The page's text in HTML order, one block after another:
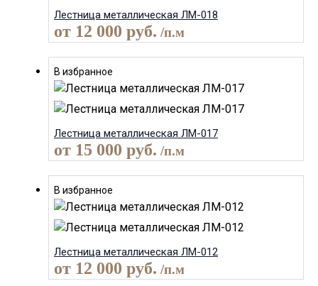
Лестница металлическая ЛМ-018
от 12 000 руб. /п.м
В избранное
Лестница металлическая ЛМ-017
от 15 000 руб. /п.м
В избранное
Лестница металлическая ЛМ-012
от 12 000 руб. /п.м